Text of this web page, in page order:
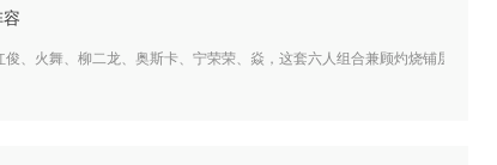
、火舞、柳二龙、奥斯卡、宁荣荣、焱，这套六人组合兼顾灼烧铺层、